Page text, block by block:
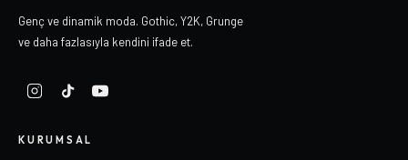
Genç ve dinamik moda. Gothic, Y2K, Grunge
ve daha fazlasıyla kendini ifade et.
KURUMSAL